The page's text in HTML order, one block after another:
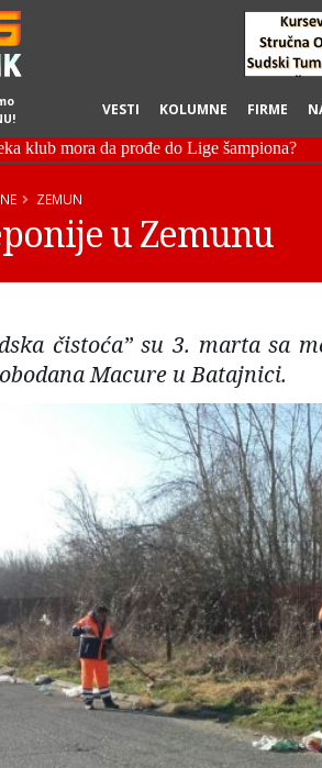
VESTI KOLUMNE FIRME
ZEMUN
u Zemunu
čistoća” su 3. marta sa
Macure u Batajnici.